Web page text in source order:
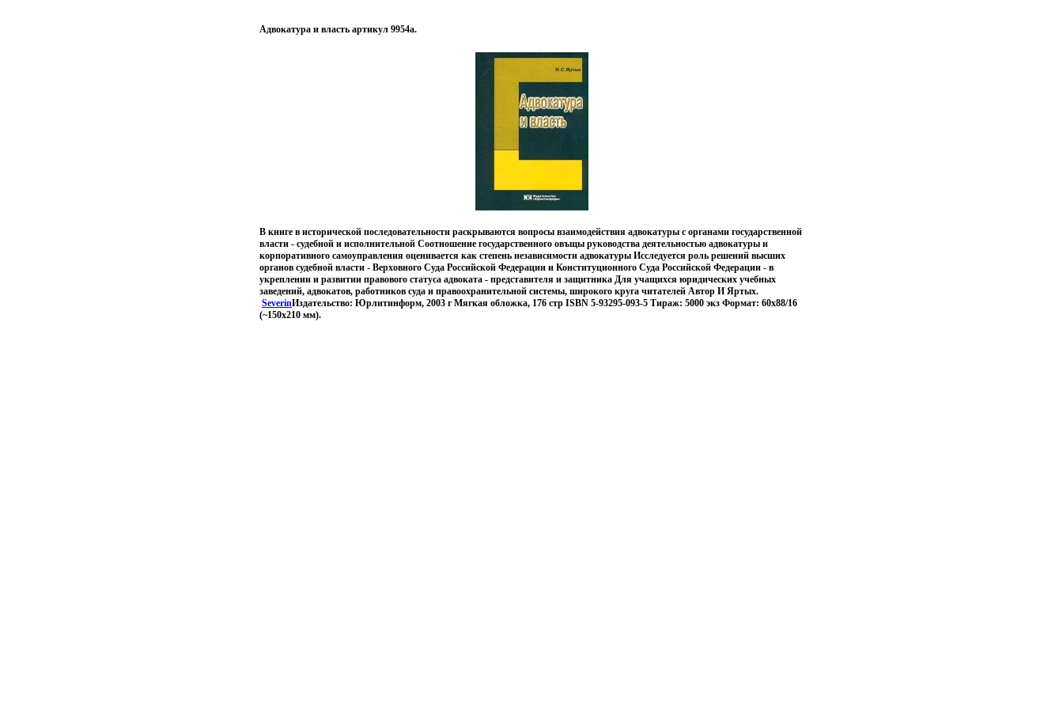
Адвокатура и власть артикул 9954a.
В книге в исторической последовательности раскрываются вопросы взаимодействия адвокатуры с органами государственной
власти - судебной и исполнительной Соотношение государственного овъщы руководства деятельностью адвокатуры и
корпоративного самоуправления оценивается как степень независимости адвокатуры Исследуется роль решений высших
органов судебной власти - Верховного Суда Российской Федерации и Конституционного Суда Российской Федерации - в
укреплении и развитии правового статуса адвоката - представителя и защитника Для учащихся юридических учебных
заведений, адвокатов, работников суда и правоохранительной системы, широкого круга читателей Автор И Яртых.
SeverinИздательство: Юрлитинформ, 2003 г Мягкая обложка, 176 стр ISBN 5-93295-093-5 Тираж: 5000 экз Формат: 60x88/16
(~150x210 мм).